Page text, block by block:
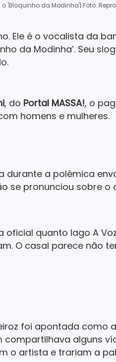
'Bloquinho da Modinha'| Foto:
Ele é o vocalista da
da Modinha’. Seu
, do Portal MASSA!, o
homens e mulheres.
durante a polêmica
se pronunciou sobre o
quanto Iago A
O casal parece não
foi apontada como
compartilhava alguns
o artista e trariam a